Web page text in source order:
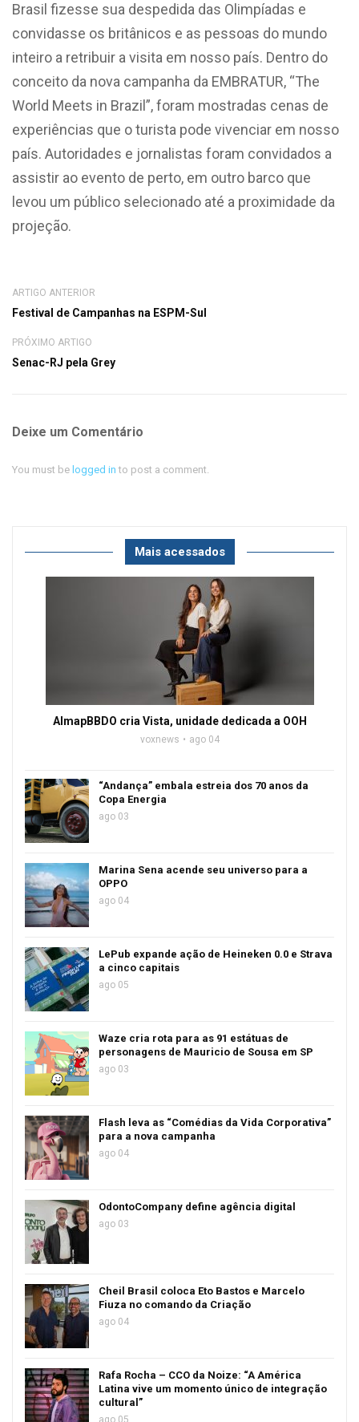
Brasil fizesse sua despedida das Olimpíadas e
convidasse os britânicos e as pessoas do mundo
inteiro a retribuir a visita em nosso país. Dentro do
conceito da nova campanha da EMBRATUR, “The
World Meets in Brazil”, foram mostradas cenas de
experiências que o turista pode vivenciar em nosso
país. Autoridades e jornalistas foram convidados a
assistir ao evento de perto, em outro barco que
levou um público selecionado até a proximidade da
projeção.
ARTIGO ANTERIOR
Festival de Campanhas na ESPM-Sul
PRÓXIMO ARTIGO
Senac-RJ pela Grey
Deixe um Comentário
You must be logged in to post a comment.
Mais acessados
AlmapBBDO cria Vista, unidade dedicada a OOH
voxnews ago 04
“Andança” embala estreia dos 70 anos da
Copa Energia
ago 03
Marina Sena acende seu universo para a
OPPO
ago 04
LePub expande ação de Heineken 0.0 e Strava
a cinco capitais
ago 05
Waze cria rota para as 91 estátuas de
personagens de Mauricio de Sousa em SP
ago 03
Flash leva as “Comédias da Vida Corporativa”
para a nova campanha
ago 04
OdontoCompany define agência digital
ago 03
Cheil Brasil coloca Eto Bastos e Marcelo
Fiuza no comando da Criação
ago 04
Rafa Rocha – CCO da Noize: “A América
Latina vive um momento único de integração
cultural”